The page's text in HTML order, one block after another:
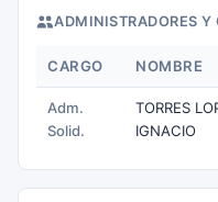
ADMINISTRADORES Y
CARGO NOMBRE
Adm.
Solid.
TORRES
IGNACIO